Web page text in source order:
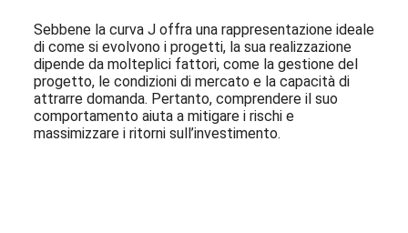
Sebbene la curva J offra una rappresentazione ideale
di come si evolvono i progetti, la sua realizzazione
dipende da molteplici fattori, come la gestione del
progetto, le condizioni di mercato e la capacità di
attrarre domanda. Pertanto, comprendere il suo
comportamento aiuta a mitigare i rischi e
massimizzare i ritorni sull’investimento.